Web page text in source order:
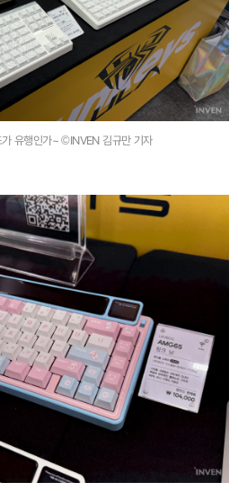
가 유행인가~ ©INVEN 김규만 기자